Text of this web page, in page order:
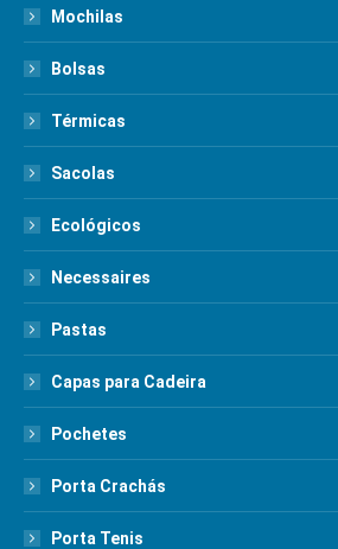
Mochilas
Bolsas
Térmicas
Sacolas
Ecológicos
Necessaires
Pastas
Capas para Cadeira
Pochetes
Porta Crachás
Porta Tenis